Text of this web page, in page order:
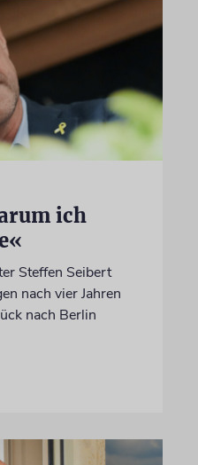
ich
Steffen Seibert
nach vier Jahren
nach Berlin